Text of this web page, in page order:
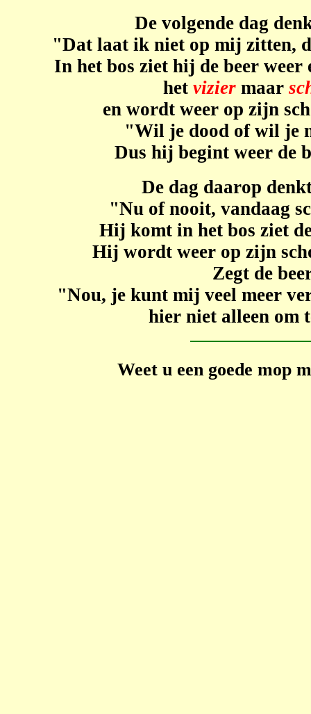
De volgende dag
"Dat laat ik niet op mij zitten,
In het bos ziet hij de beer weer
het vizier maar
en wordt weer op zijn
"Wil je dood of wil je
Dus hij begint weer de
De dag daarop
"Nu of nooit, vandaag
Hij komt in het bos ziet
Hij wordt weer op zijn
Zegt de
"Nou, je kunt mij veel meer
hier niet alleen om
Weet u een goede mop